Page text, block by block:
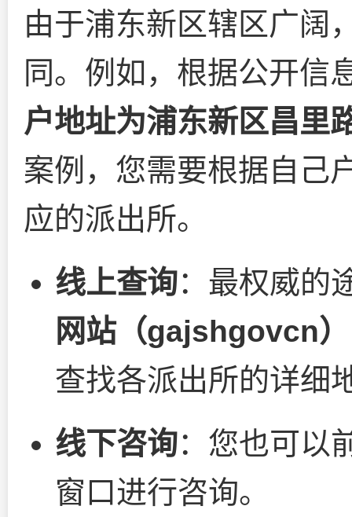
由于浦东新区辖区广阔
同。例如，根据公开信
户地址为浦东新区昌里
案例，您需要根据自己
应的派出所。
线上查询：最权威的
网站（gajshgovcn）
查找各派出所的详细
线下咨询：您也可以
窗口进行咨询。